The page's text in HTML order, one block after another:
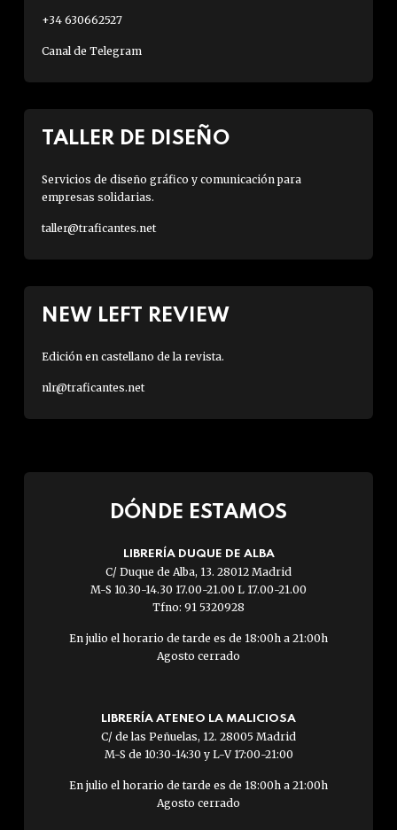
+34 630662527
Canal de Telegram
TALLER DE DISEÑO
Servicios de diseño gráfico y comunicación para
empresas solidarias.
taller@traficantes.net
NEW LEFT REVIEW
Edición en castellano de la revista.
nlr@traficantes.net
DÓNDE ESTAMOS
LIBRERÍA DUQUE DE ALBA
C/ Duque de Alba, 13. 28012 Madrid
M-S 10.30-14.30 17.00-21.00 L 17.00-21.00
Tfno: 91 5320928
En julio el horario de tarde es de 18:00h a 21:00h
Agosto cerrado
LIBRERÍA ATENEO LA MALICIOSA
C/ de las Peñuelas, 12. 28005 Madrid
M-S de 10:30-14:30 y L-V 17:00-21:00
En julio el horario de tarde es de 18:00h a 21:00h
Agosto cerrado